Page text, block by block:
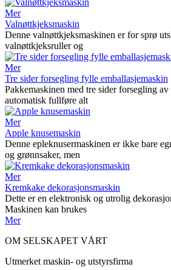
Mer
Valnøttkjeksmaskin
Denne valnøttkjeksmaskinen er for sprø
valnøttkjeksruller og
Mer
Tre sider forsegling fylle emballasjemaskin
Pakkemaskinen med tre sider forsegling
automatisk fullføre alt
Mer
Apple knusemaskin
Denne epleknusermaskinen er ikke bare
og grønnsaker, men
Mer
Kremkake dekorasjonsmaskin
Dette er en elektronisk og utrolig
Maskinen kan brukes
Mer
OM SELSKAPET VÅRT
Utmerket maskin- og utstyrsfirma